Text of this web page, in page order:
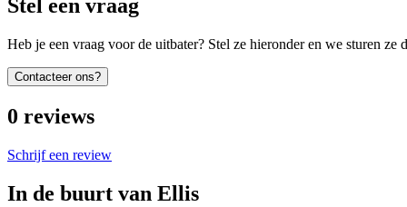
Stel een vraag
Heb je een vraag voor de uitbater? Stel ze hieronder en we sturen ze
Contacteer ons?
0 reviews
Schrijf een review
In de buurt van Ellis